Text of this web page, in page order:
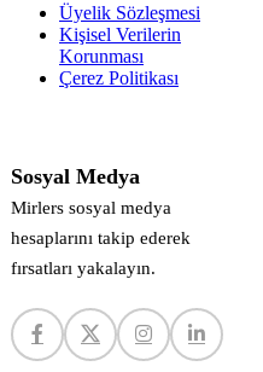
Üyelik Sözleşmesi
Kişisel Verilerin
Korunması
Çerez Politikası
Sosyal Medya
Mirlers sosyal medya
hesaplarını takip ederek
fırsatları yakalayın.